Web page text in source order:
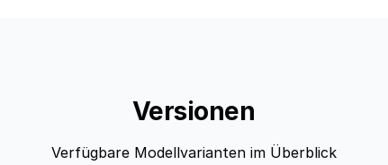
Versionen
Verfügbare Modellvarianten im Überblick